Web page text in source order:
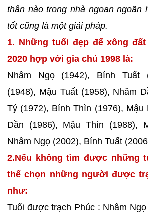
thân nào trong nhà ngoan ngoãn
tốt cũng là một giải pháp.
1. Những tuổi đẹp để xông
2020 hợp với gia chủ 1998 là:
Nhâm Ngọ (1942), Bính Tuất
(1948), Mậu Tuất (1958), Nhâm
Tý (1972), Bính Thìn (1976), Mậu
Dần (1986), Mậu Thìn (1988),
Nhâm Ngọ (2002), Bính Tuất
2.Nếu không tìm được những
thể chọn những người được
như:
Tuổi được trạch Phúc : Nhâm